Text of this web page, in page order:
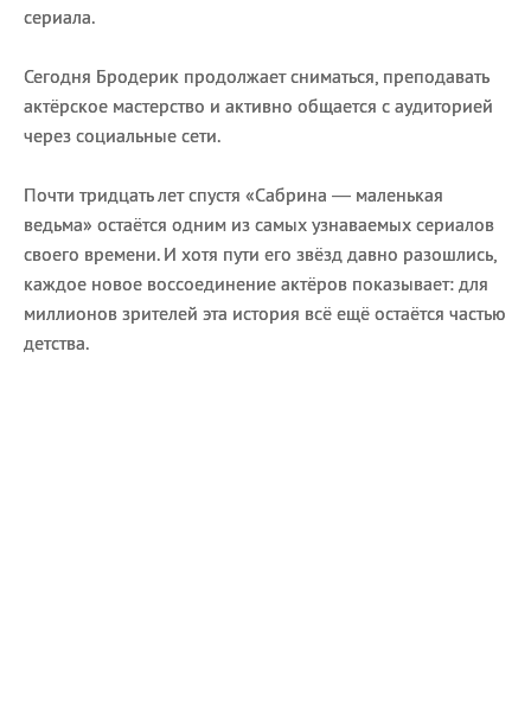
сериала.
Сегодня Бродерик продолжает сниматься, преподавать
актёрское мастерство и активно общается с аудиторией
через социальные сети.
Почти тридцать лет спустя «Сабрина — маленькая
ведьма» остаётся одним из самых узнаваемых сериалов
своего времени. И хотя пути его звёзд давно разошлись,
каждое новое воссоединение актёров показывает: для
миллионов зрителей эта история всё ещё остаётся частью
детства.